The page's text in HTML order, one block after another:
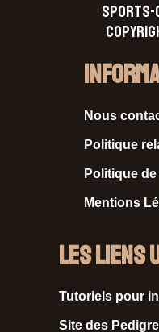
SPORTS-
Nous
Politique
Politique
Mentions
Les liens
Tutoriels pour
Site des